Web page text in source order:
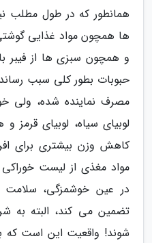
همانطور که در طول مطلب
ها همچون مواد غذایی
و همچون سبزی ها از فیبر
حبوبات بطور کلی سبب
مصرف نماینده شده، ولی
لوبیای سیاه، لوبیای
کاهش وزن بیشتری برای
مواد مغذی از لیست
در عین خوشمزگی، سلامت
تضمین می کند، البته
شوند! واقعیت این است که